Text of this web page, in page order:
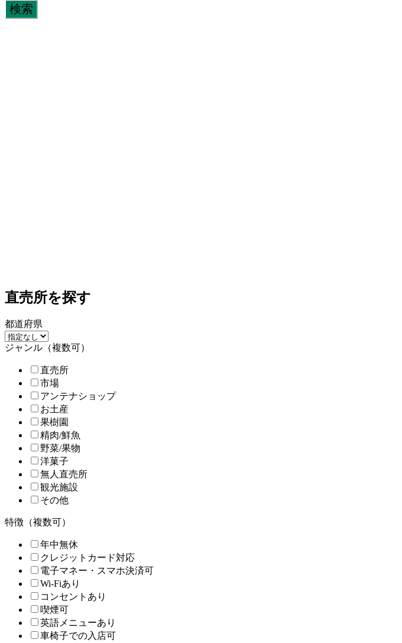
検索
直売所を探す
都道府県
ジャンル（複数可）
直売所
市場
アンテナショップ
お土産
果樹園
精肉/鮮魚
野菜/果物
洋菓子
無人直売所
観光施設
その他
特徴（複数可）
年中無休
クレジットカード対応
電子マネー・スマホ決済可
Wi-Fiあり
コンセントあり
喫煙可
英語メニューあり
車椅子での入店可